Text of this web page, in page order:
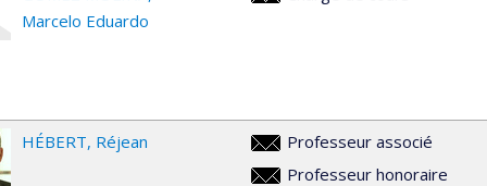
Marcelo Eduardo
HÉBERT Réjean
rejean.hebert@umontreal.ca
Professeur associé
Professeur honoraire